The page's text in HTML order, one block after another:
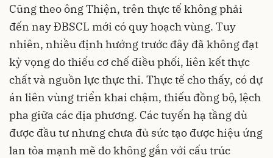
Cũng theo ông Thiện, trên thực tế không phải
đến nay ĐBSCL mới có quy hoạch vùng. Tuy
nhiên, nhiều định hướng trước đây đã không đạt
kỳ vọng do thiếu cơ chế điều phối, liên kết thực
chất và nguồn lực thực thi. Thực tế cho thấy, có dự
án liên vùng triển khai chậm, thiếu đồng bộ, lệch
pha giữa các địa phương. Các tuyến hạ tầng dù
được đầu tư nhưng chưa đủ sức tạo được hiệu ứng
lan tỏa mạnh mẽ do không gắn với cấu trúc